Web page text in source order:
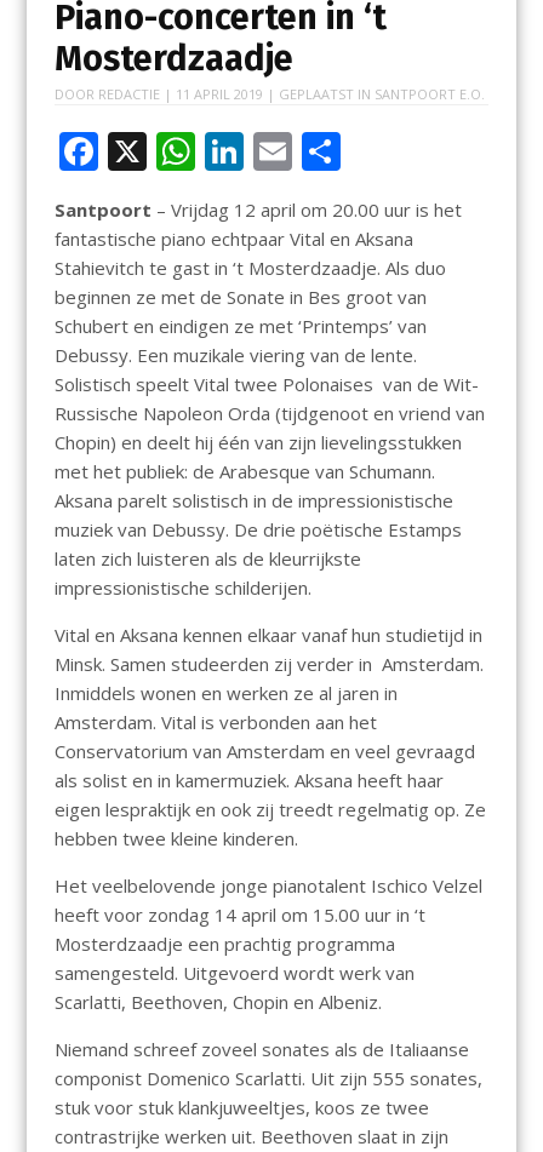
Piano-concerten in ‘t
Mosterdzaadje
DOOR REDACTIE | 11 APRIL 2019 | GEPLAATST IN SANTPOORT E.O.
F
e
b
o
o
k
X W
h
at
s
A
p
p
Li
k
e
dI
n
E
m
ai
l
D
e
n
Santpoort – Vrijdag 12 april om 20.00 uur is het
fantastische piano echtpaar Vital en Aksana
Stahievitch te gast in ‘t Mosterdzaadje. Als duo
beginnen ze met de Sonate in Bes groot van
Schubert en eindigen ze met ‘Printemps’ van
Debussy. Een muzikale viering van de lente.
Solistisch speelt Vital twee Polonaises van de Wit-
Russische Napoleon Orda (tijdgenoot en vriend van
Chopin) en deelt hij één van zijn lievelingsstukken
met het publiek: de Arabesque van Schumann.
Aksana parelt solistisch in de impressionistische
muziek van Debussy. De drie poëtische Estamps
laten zich luisteren als de kleurrijkste
impressionistische schilderijen.
Vital en Aksana kennen elkaar vanaf hun studietijd in
Minsk. Samen studeerden zij verder in Amsterdam.
Inmiddels wonen en werken ze al jaren in
Amsterdam. Vital is verbonden aan het
Conservatorium van Amsterdam en veel gevraagd
als solist en in kamermuziek. Aksana heeft haar
eigen lespraktijk en ook zij treedt regelmatig op. Ze
hebben twee kleine kinderen.
Het veelbelovende jonge pianotalent Ischico Velzel
heeft voor zondag 14 april om 15.00 uur in ‘t
Mosterdzaadje een prachtig programma
samengesteld. Uitgevoerd wordt werk van
Scarlatti, Beethoven, Chopin en Albeniz.
Niemand schreef zoveel sonates als de Italiaanse
componist Domenico Scarlatti. Uit zijn 555 sonates,
stuk voor stuk klankjuweeltjes, koos ze twee
contrastrijke werken uit. Beethoven slaat in zijn